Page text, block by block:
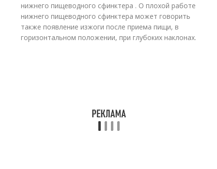
нижнего пищеводного сфинктера . О плохой работе
нижнего пищеводного сфинктера может говорить
также появление изжоги после приема пищи, в
горизонтальном положении, при глубоких наклонах.